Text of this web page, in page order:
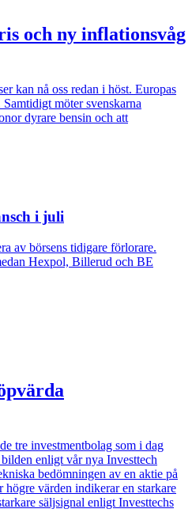
och ny inflationsvåg
kan nå oss redan i höst. Europas
möter svenskarna
dyrare bensin och att
i juli
av börsens tidigare förlorare.
Hexpol, Billerud och BE
tre investmentbolag som i dag
enligt vår nya Investtech
bedömningen av en aktie på
värden indikerar en starkare
säljsignal enligt Investtechs